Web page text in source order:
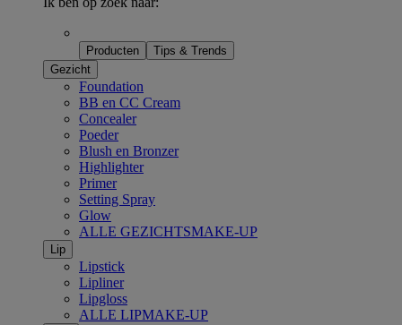
Producten
Tips & Trends
Gezicht
Foundation
BB en CC Cream
Concealer
Poeder
Blush en Bronzer
Highlighter
Primer
Setting Spray
Glow
ALLE GEZICHTSMAKE-UP
Lip
Lipstick
Lipliner
Lipgloss
ALLE LIPMAKE-UP